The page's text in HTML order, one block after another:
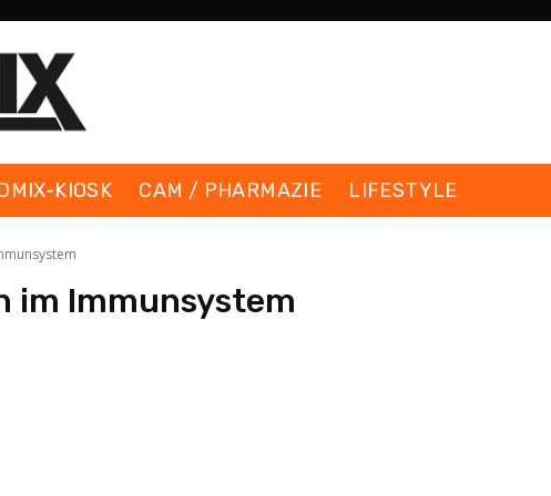
KIOSK CAM / PHARMAZIE LIFESTYLE
im Immunsystem